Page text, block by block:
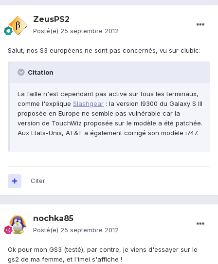
ZeusPS2
Posté(e) 25 septembre 2012
Salut, nos S3 européens ne sont pas concernés, vu sur clubic:
Citation
La faille n'est cependant pas active sur tous les terminaux,
comme l'explique Slashgear : la version I9300 du Galaxy S III
proposée en Europe ne semble pas vulnérable car la
version de TouchWiz proposée sur le modèle a été patchée.
Aux Etats-Unis, AT&T a également corrigé son modèle i747.
Citer
nochka85
Posté(e) 25 septembre 2012
Ok pour mon GS3 (testé), par contre, je viens d'essayer sur le
gs2 de ma femme, et l'imei s'affiche !